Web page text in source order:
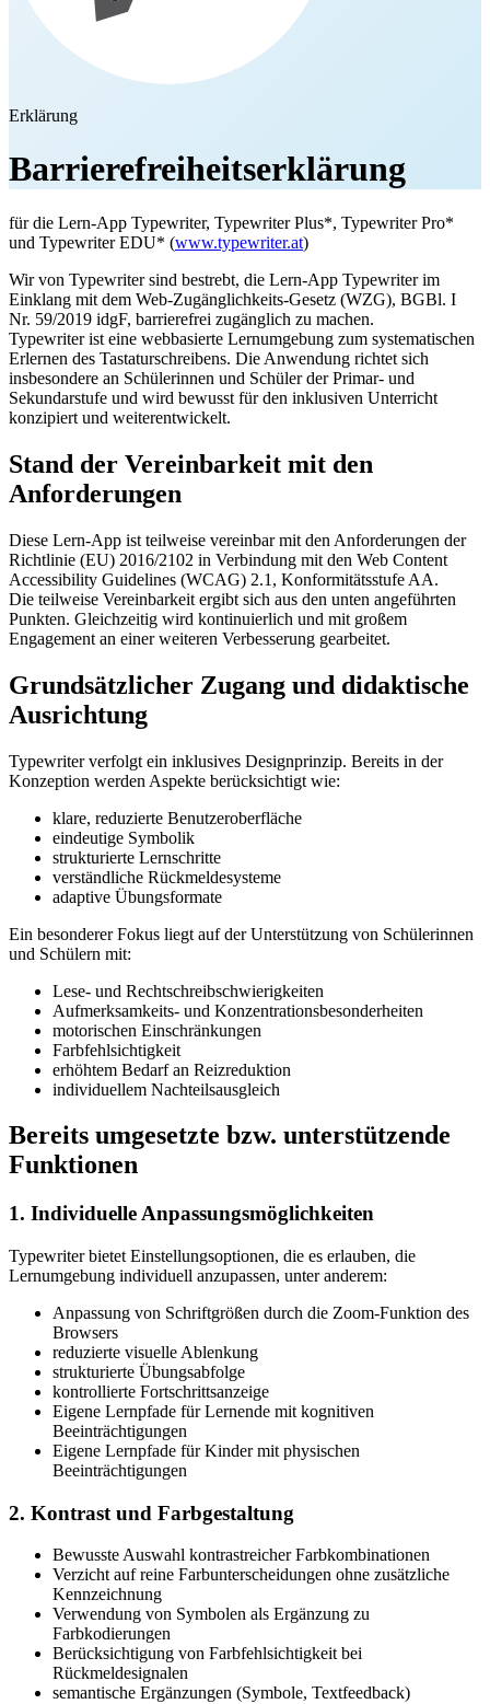
Erklärung
Barrierefreiheitserklärung
für die Lern-App Typewriter, Typewriter Plus*, Typewriter Pro*
und Typewriter EDU* (www.typewriter.at)
Wir von Typewriter sind bestrebt, die Lern-App Typewriter im
Einklang mit dem Web-Zugänglichkeits-Gesetz (WZG), BGBl. I
Nr. 59/2019 idgF, barrierefrei zugänglich zu machen.
Typewriter ist eine webbasierte Lernumgebung zum systematischen
Erlernen des Tastaturschreibens. Die Anwendung richtet sich
insbesondere an Schülerinnen und Schüler der Primar- und
Sekundarstufe und wird bewusst für den inklusiven Unterricht
konzipiert und weiterentwickelt.
Stand der Vereinbarkeit mit den
Anforderungen
Diese Lern-App ist teilweise vereinbar mit den Anforderungen der
Richtlinie (EU) 2016/2102 in Verbindung mit den Web Content
Accessibility Guidelines (WCAG) 2.1, Konformitätsstufe AA.
Die teilweise Vereinbarkeit ergibt sich aus den unten angeführten
Punkten. Gleichzeitig wird kontinuierlich und mit großem
Engagement an einer weiteren Verbesserung gearbeitet.
Grundsätzlicher Zugang und didaktische
Ausrichtung
Typewriter verfolgt ein inklusives Designprinzip. Bereits in der
Konzeption werden Aspekte berücksichtigt wie:
klare, reduzierte Benutzeroberfläche
eindeutige Symbolik
strukturierte Lernschritte
verständliche Rückmeldesysteme
adaptive Übungsformate
Ein besonderer Fokus liegt auf der Unterstützung von Schülerinnen
und Schülern mit:
Lese- und Rechtschreibschwierigkeiten
Aufmerksamkeits- und Konzentrationsbesonderheiten
motorischen Einschränkungen
Farbfehlsichtigkeit
erhöhtem Bedarf an Reizreduktion
individuellem Nachteilsausgleich
Bereits umgesetzte bzw. unterstützende
Funktionen
1. Individuelle Anpassungsmöglichkeiten
Typewriter bietet Einstellungsoptionen, die es erlauben, die
Lernumgebung individuell anzupassen, unter anderem:
Anpassung von Schriftgrößen durch die Zoom-Funktion des
Browsers
reduzierte visuelle Ablenkung
strukturierte Übungsabfolge
kontrollierte Fortschrittsanzeige
Eigene Lernpfade für Lernende mit kognitiven
Beeinträchtigungen
Eigene Lernpfade für Kinder mit physischen
Beeinträchtigungen
2. Kontrast und Farbgestaltung
Bewusste Auswahl kontrastreicher Farbkombinationen
Verzicht auf reine Farbunterscheidungen ohne zusätzliche
Kennzeichnung
Verwendung von Symbolen als Ergänzung zu
Farbkodierungen
Berücksichtigung von Farbfehlsichtigkeit bei
Rückmeldesignalen
semantische Ergänzungen (Symbole, Textfeedback)